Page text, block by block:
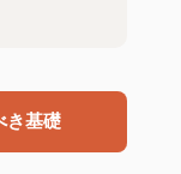
き基礎